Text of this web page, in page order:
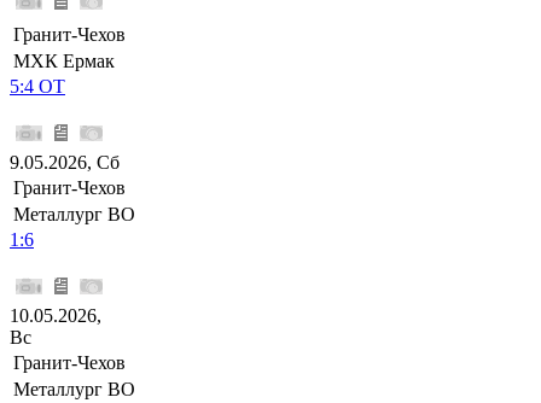
Гранит-Чехов
МХК Ермак
5:4 ОТ
9.05.2026, Сб
Гранит-Чехов
Металлург ВО
1:6
10.05.2026,
Вс
Гранит-Чехов
Металлург ВО